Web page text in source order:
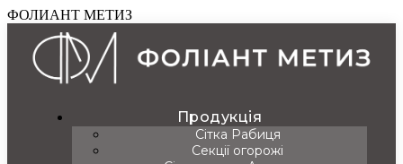
ФОЛИАНТ МЕТИЗ
Продукція
Сітка Рабиця
Секції огорожі